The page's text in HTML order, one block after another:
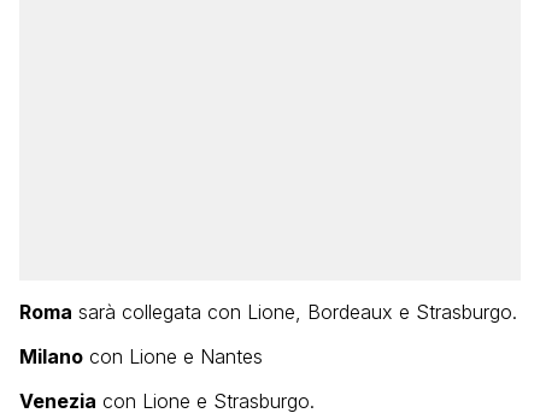
Roma sarà collegata con Lione, Bordeaux e Strasburgo.
Milano con Lione e Nantes
Venezia con Lione e Strasburgo.